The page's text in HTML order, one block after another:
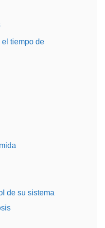
el tiempo de
de su sistema